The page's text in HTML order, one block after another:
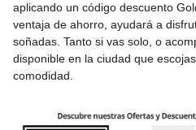
aplicando un código descuento
ventaja de ahorro, ayudará a
soñadas. Tanto si vas solo, o
disponible en la ciudad que
comodidad.